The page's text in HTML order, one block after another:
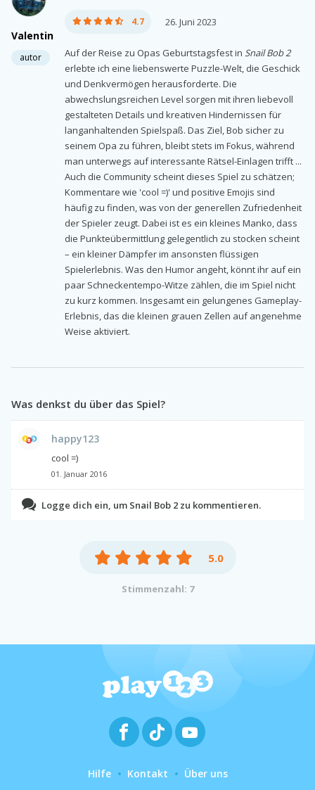
Valentin
autor
4.7 26. Juni 2023
Auf der Reise zu Opas Geburtstagsfest in Snail Bob 2
erlebte ich eine liebenswerte Puzzle-Welt, die Geschick
und Denkvermögen herausforderte. Die
abwechslungsreichen Level sorgen mit ihren liebevoll
gestalteten Details und kreativen Hindernissen für
langanhaltenden Spielspaß. Das Ziel, Bob sicher zu
seinem Opa zu führen, bleibt stets im Fokus, während
man unterwegs auf interessante Rätsel-Einlagen trifft ...
Auch die Community scheint dieses Spiel zu schätzen;
Kommentare wie 'cool =)' und positive Emojis sind
häufig zu finden, was von der generellen Zufriedenheit
der Spieler zeugt. Dabei ist es ein kleines Manko, dass
die Punkteübermittlung gelegentlich zu stocken scheint
– ein kleiner Dämpfer im ansonsten flüssigen
Spielerlebnis. Was den Humor angeht, könnt ihr auf ein
paar Schneckentempo-Witze zählen, die im Spiel nicht
zu kurz kommen. Insgesamt ein gelungenes Gameplay-
Erlebnis, das die kleinen grauen Zellen auf angenehme
Weise aktiviert.
Was denkst du über das Spiel?
happy123
cool =)
01. Januar 2016
Logge dich ein, um Snail Bob 2 zu kommentieren.
5.0
Stimmenzahl: 7
Hilfe Kontakt Über uns